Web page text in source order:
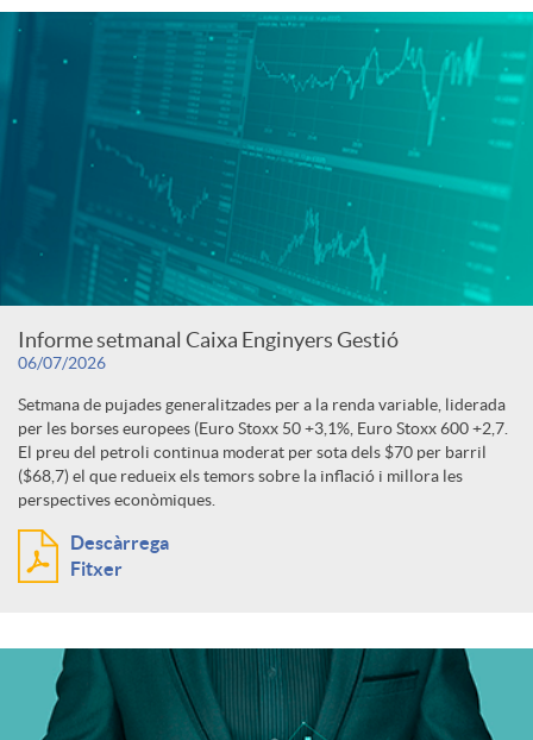
Informe setmanal Caixa Enginyers Gestió
06/07/2026
Setmana de pujades generalitzades per a la renda variable, liderada
per les borses europees (Euro Stoxx 50 +3,1%, Euro Stoxx 600 +2,7.
El preu del petroli continua moderat per sota dels $70 per barril
($68,7) el que redueix els temors sobre la inflació i millora les
perspectives econòmiques.
Descàrrega
Fitxer